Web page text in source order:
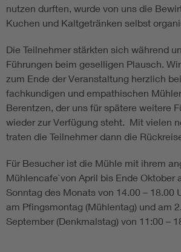
nutzen durften, wurde von uns die
Kuchen und Kaltgetränken selbst
Die Teilnehmer stärkten sich während
Führungen beim geselligen Plausch.
zum Ende der Veranstaltung herzlich
fachkundigen und empathischen
Berentzen, der uns für spätere weitere
wieder zur Verfügung steht. Mit vielen
traten die Teilnehmer dann die
Für Besucher ist die Mühle mit ihrem
Mühlencafe`von April bis Ende Oktober
Sonntag des Monats von 14.00 – 18.00
am Pfingsmontag (Mühlentag) und am
September (Denkmalstag) von 11:00 –